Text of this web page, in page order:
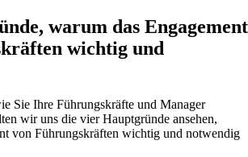
warum das Engagement
wichtig und
Sie Ihre Führungskräfte und Manager
wir uns die vier Hauptgründe ansehen,
von Führungskräften wichtig und notwendig